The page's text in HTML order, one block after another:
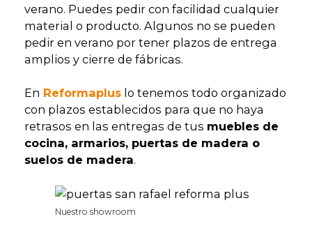
verano. Puedes pedir con facilidad cualquier
material o producto. Algunos no se pueden
pedir en verano por tener plazos de entrega
amplios y cierre de fábricas.
En Reformaplus lo tenemos todo organizado
con plazos establecidos para que no haya
retrasos en las entregas de tus muebles de
cocina, armarios, puertas de madera o
suelos de madera.
Nuestro showroom